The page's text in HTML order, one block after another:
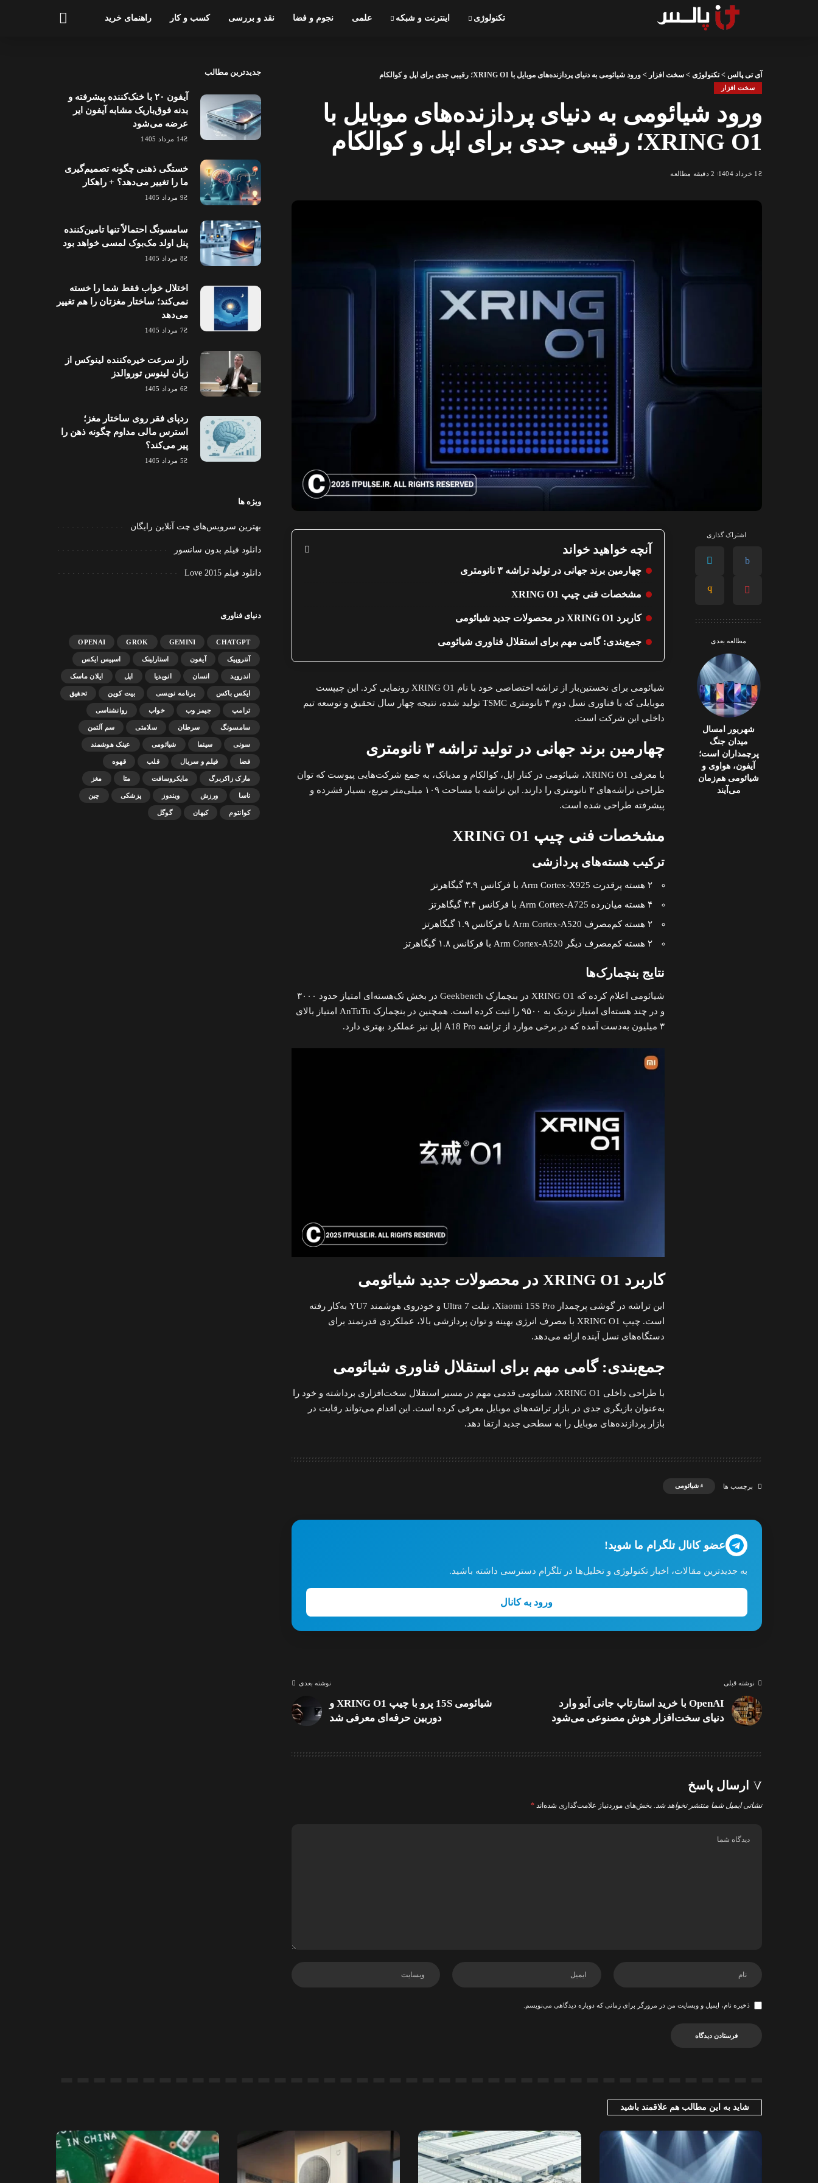
تکنولوژی اینترنت و شبکه علمی نجوم و فضا نقد و بررسی کسب و کار راهنمای خرید
آی تی پالس >تکنولوژی > سخت افزار > ورود شیائومی به دنیای پردازنده‌های موبایل با XRING O1؛ رقیبی جدی برای اپل و کوالکام
سخت افزار
ورود شیائومی به دنیای پردازنده‌های موبایل با
XRING O1؛ رقیبی جدی برای اپل و کوالکام
1 خرداد 1404 2 دقیقه مطالعه
اشتراک گذاری
مطالعه بعدی
شهریور امسال
میدان جنگ
پرچمداران است؛
آیفون، هواوی و
شیائومی هم‌زمان
می‌آیند
آنچه خواهید خواند
چهارمین برند جهانی در تولید تراشه ۳ نانومتری
مشخصات فنی چیپ XRING O1
کاربرد XRING O1 در محصولات جدید شیائومی
جمع‌بندی: گامی مهم برای استقلال فناوری شیائومی
شیائومی برای نخستین‌بار از تراشه اختصاصی خود با نام XRING O1 رونمایی کرد. این چیپست
موبایلی که با فناوری نسل دوم ۳ نانومتری TSMC تولید شده، نتیجه چهار سال تحقیق و توسعه تیم
داخلی این شرکت است.
چهارمین برند جهانی در تولید تراشه ۳ نانومتری
با معرفی XRING O1، شیائومی در کنار اپل، کوالکام و مدیاتک، به جمع شرکت‌هایی پیوست که توان
طراحی تراشه‌های ۳ نانومتری را دارند. این تراشه با مساحت ۱۰۹ میلی‌متر مربع، بسیار فشرده و
پیشرفته طراحی شده است.
مشخصات فنی چیپ XRING O1
ترکیب هسته‌های پردازشی
۲ هسته پرقدرت Arm Cortex-X925 با فرکانس ۳.۹ گیگاهرتز
۴ هسته میان‌رده Arm Cortex-A725 با فرکانس ۳.۴ گیگاهرتز
۲ هسته کم‌مصرف Arm Cortex-A520 با فرکانس ۱.۹ گیگاهرتز
۲ هسته کم‌مصرف دیگر Arm Cortex-A520 با فرکانس ۱.۸ گیگاهرتز
نتایج بنچمارک‌ها
شیائومی اعلام کرده که XRING O1 در بنچمارک Geekbench در بخش تک‌هسته‌ای امتیاز حدود ۳۰۰۰
و در چند هسته‌ای امتیاز نزدیک به ۹۵۰۰ را ثبت کرده است. همچنین در بنچمارک AnTuTu امتیاز بالای
۳ میلیون به‌دست آمده که در برخی موارد از تراشه A18 Pro اپل نیز عملکرد بهتری دارد.
کاربرد XRING O1 در محصولات جدید شیائومی
این تراشه در گوشی پرچمدار Xiaomi 15S Pro، تبلت 7 Ultra و خودروی هوشمند YU7 به‌کار رفته
است. چیپ XRING O1 با مصرف انرژی بهینه و توان پردازشی بالا، عملکردی قدرتمند برای
دستگاه‌های نسل آینده ارائه می‌دهد.
جمع‌بندی: گامی مهم برای استقلال فناوری شیائومی
با طراحی داخلی XRING O1، شیائومی قدمی مهم در مسیر استقلال سخت‌افزاری برداشته و خود را
به‌عنوان بازیگری جدی در بازار تراشه‌های موبایل معرفی کرده است. این اقدام می‌تواند رقابت در
بازار پردازنده‌های موبایل را به سطحی جدید ارتقا دهد.
برچسب ها شیائومی
عضو کانال تلگرام ما شوید!
به جدیدترین مقالات، اخبار تکنولوژی و تحلیل‌ها در تلگرام دسترسی داشته باشید.
ورود به کانال
نوشته قبلی
OpenAI با خرید استارتاپ جانی آیو وارد
دنیای سخت‌افزار هوش مصنوعی می‌شود
نوشته بعدی
شیائومی 15S پرو با چیپ XRING O1 و
دوربین حرفه‌ای معرفی شد
ارسال پاسخ
نشانی ایمیل شما منتشر نخواهد شد. بخش‌های موردنیاز علامت‌گذاری شده‌اند *
ذخیره نام، ایمیل و وبسایت من در مرورگر برای زمانی که دوباره دیدگاهی می‌نویسم.
جدیدترین مطالب
آیفون ۲۰ با خنک‌کننده پیشرفته و
بدنه فوق‌باریک مشابه آیفون ایر
عرضه می‌شود
14 مرداد 1405
خستگی ذهنی چگونه تصمیم‌گیری
ما را تغییر می‌دهد؟ + راهکار
9 مرداد 1405
سامسونگ احتمالاً تنها تامین‌کننده
پنل اولد مک‌بوک لمسی خواهد بود
8 مرداد 1405
اختلال خواب فقط شما را خسته
نمی‌کند؛ ساختار مغزتان را هم تغییر
می‌دهد
7 مرداد 1405
راز سرعت خیره‌کننده لینوکس از
زبان لینوس توروالدز
6 مرداد 1405
ردپای فقر روی ساختار مغز؛
استرس مالی مداوم چگونه ذهن را
پیر می‌کند؟
5 مرداد 1405
ویژه ها
بهترین سرویس‌های چت آنلاین رایگان
دانلود فیلم بدون سانسور
دانلود فیلم Love 2015
دنیای فناوری
CHATGPT
GEMINI
GROK
OPENAI
آنتروپیک آیفون استارلینک اسپیس ایکس
اندروید انسان انویدیا اپل ایلان ماسک
ایکس باکس برنامه نویسی بیت کوین تحقیق
ترامپ جیمز وب خواب روانشناسی
سامسونگ سرطان سلامتی سم آلتمن
سونی سینما شیائومی عینک هوشمند
فضا فیلم و سریال قلب قهوه
مارک زاکربرگ مایکروسافت متا مغز
ناسا ورزش ویندوز پزشکی چین
کوانتوم کیهان گوگل
شاید به این مطالب هم علاقمند باشید